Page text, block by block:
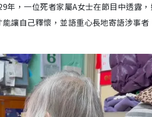
年，一位死者家屬A女士在節目中透露
讓自己釋懷，並語重心長地寄語涉事